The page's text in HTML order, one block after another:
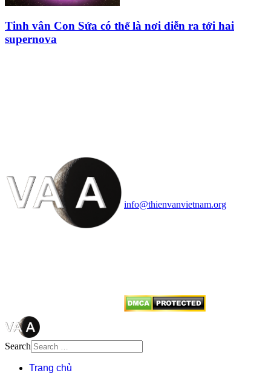
Tinh vân Con Sứa có thể là nơi diễn ra tới hai
supernova
info@thienvanvietnam.org
Search
Trang chủ